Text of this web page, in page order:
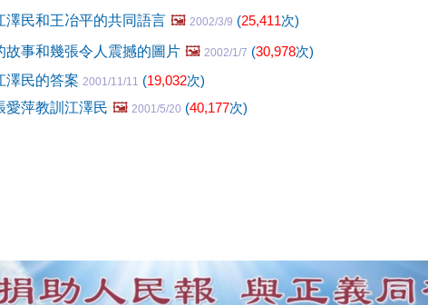
澤民和王冶平的共同語言 🖼️ 2002/3/9 (25,411次)
故事和幾張令人震撼的圖片 🖼️ 2002/1/7 (30,978次)
澤民的答案 2001/11/11 (19,032次)
愛萍教訓江澤民 🖼️ 2001/5/20 (40,177次)